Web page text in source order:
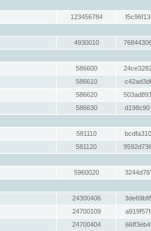
123456784
4930010
586600
586610
586620
586630
581110
581120
5960020
24300406
24700109
24700404